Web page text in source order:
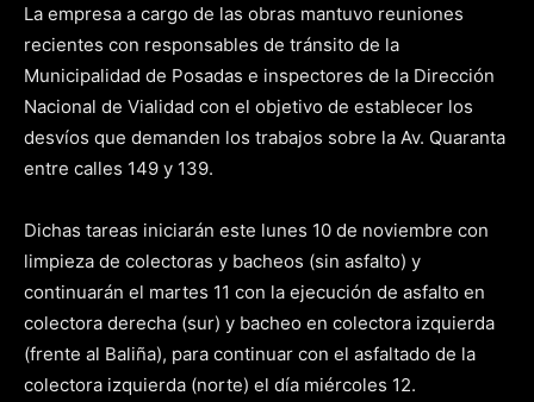
La empresa a cargo de las obras mantuvo reuniones
recientes con responsables de tránsito de la
Municipalidad de Posadas e inspectores de la Dirección
Nacional de Vialidad con el objetivo de establecer los
desvíos que demanden los trabajos sobre la Av. Quaranta
entre calles 149 y 139.
Dichas tareas iniciarán este lunes 10 de noviembre con
limpieza de colectoras y bacheos (sin asfalto) y
continuarán el martes 11 con la ejecución de asfalto en
colectora derecha (sur) y bacheo en colectora izquierda
(frente al Baliña), para continuar con el asfaltado de la
colectora izquierda (norte) el día miércoles 12.